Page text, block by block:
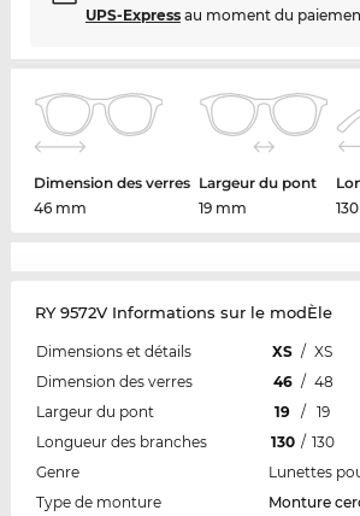
UPS-Expressau moment du
Dimension des verres
46 mm
Largeur du pont
19 mm
RY 9572V Informations sur le modÈle
Dimensions et détails XS / XS
Dimension des verres
46 / 48
Largeur du pont
19 /
19
Longueur des branches
130 / 130
Genre
Lunettes
Type de monture
Monture